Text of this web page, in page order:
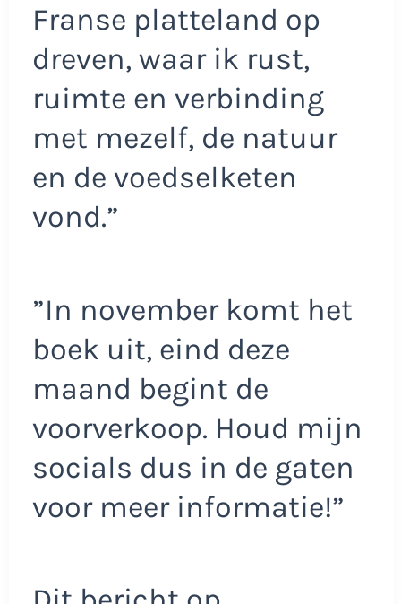
Franse platteland op
dreven, waar ik rust,
ruimte en verbinding
met mezelf, de natuur
en de voedselketen
vond.”
”In november komt het
boek uit, eind deze
maand begint de
voorverkoop. Houd mijn
socials dus in de gaten
voor meer informatie!”